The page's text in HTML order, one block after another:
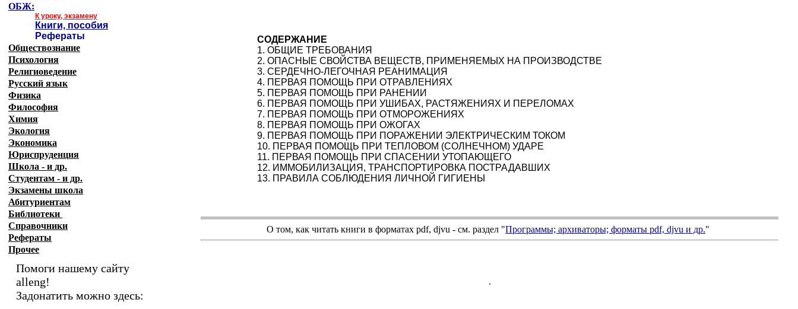
СОДЕРЖАНИЕ
1. ОБЩИЕ ТРЕБОВАНИЯ
2. ОПАСНЫЕ СВОЙСТВА ВЕЩЕСТВ, ПРИМЕНЯЕМЫХ НА ПРОИЗВОДСТВЕ
3. СЕРДЕЧНО-ЛЕГОЧНАЯ РЕАНИМАЦИЯ
4. ПЕРВАЯ ПОМОЩЬ ПРИ ОТРАВЛЕНИЯХ
5. ПЕРВАЯ ПОМОЩЬ ПРИ РАНЕНИИ
6. ПЕРВАЯ ПОМОЩЬ ПРИ УШИБАХ, РАСТЯЖЕНИЯХ И ПЕРЕЛОМАХ
7. ПЕРВАЯ ПОМОЩЬ ПРИ ОТМОРОЖЕНИЯХ
8. ПЕРВАЯ ПОМОЩЬ ПРИ ОЖОГАХ
9. ПЕРВАЯ ПОМОЩЬ ПРИ ПОРАЖЕНИИ ЭЛЕКТРИЧЕСКИМ ТОКОМ
10. ПЕРВАЯ ПОМОЩЬ ПРИ ТЕПЛОВОМ (СОЛНЕЧНОМ) УДАРЕ
11. ПЕРВАЯ ПОМОЩЬ ПРИ СПАСЕНИИ УТОПАЮЩЕГО
12. ИММОБИЛИЗАЦИЯ, ТРАНСПОРТИРОВКА ПОСТРАДАВШИХ
13. ПРАВИЛА СОБЛЮДЕНИЯ ЛИЧНОЙ ГИГИЕНЫ
О том, как читать книги в форматахpdf,djvu - см. раздел "Программы; архиваторы; форматыpdf, djvuи др."
.
ОБЖ:
К уроку, экзамену
Книги, пособия
Рефераты
Обществознание
Психология
Религиоведение
Русский язык
Физика
Философия
Химия
Экология
Экономика
Юриспруденция
Школа - и др.
Студентам - и др.
Экзамены школа
Абитуриентам
Библиотеки
Справочники
Рефераты
Прочее
Помоги нашему сайту
alleng!
Задонатить можно здесь: